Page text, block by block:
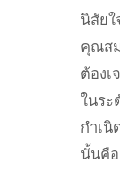
นิสัย
คุณส
ต้องเ
ในระ
กำเนิ
นั้นคื